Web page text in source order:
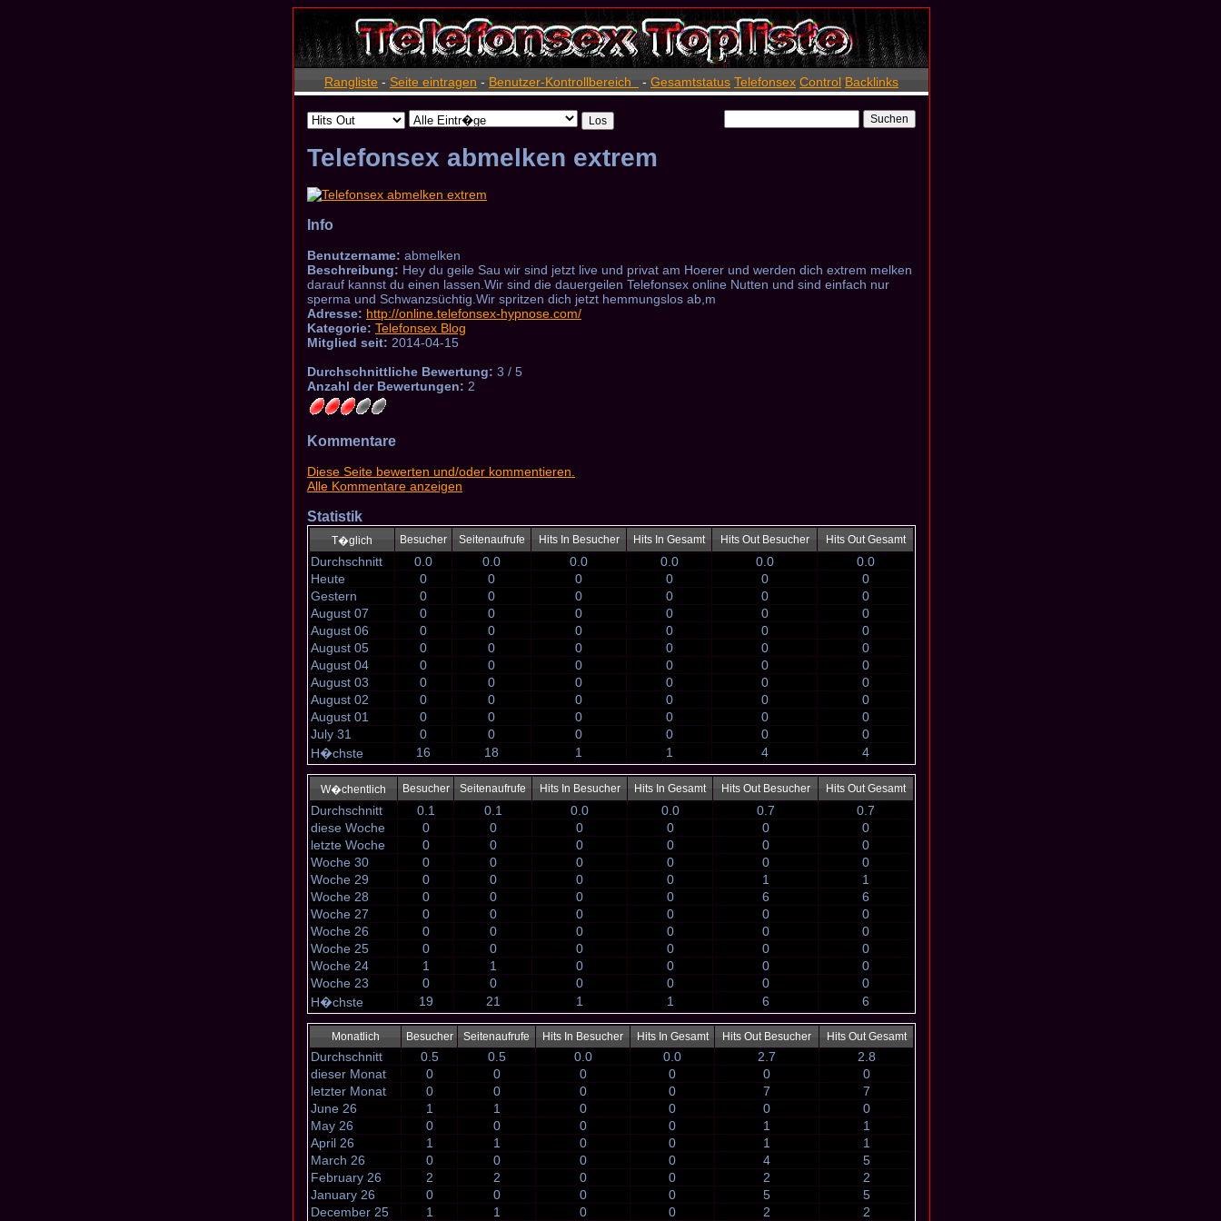
Rangliste - Seite eintragen - Benutzer-Kontrollbereich - Gesamtstatus Telefonsex Control Backlinks
Telefonsex abmelken extrem
Info
Benutzername: abmelken
Beschreibung: Hey du geile Sau wir sind jetzt live und privat am Hoerer und werden dich extrem melken
darauf kannst du einen lassen.Wir sind die dauergeilen Telefonsex online Nutten und sind einfach nur
sperma und Schwanzsüchtig.Wir spritzen dich jetzt hemmungslos ab,m
Adresse: http://online.telefonsex-hypnose.com/
Kategorie: Telefonsex Blog
Mitglied seit: 2014-04-15
Durchschnittliche Bewertung: 3 / 5
Anzahl der Bewertungen: 2
Kommentare
Diese Seite bewerten und/oder kommentieren.
Alle Kommentare anzeigen
Statistik
T�glich Besucher Seitenaufrufe Hits In Besucher Hits In Gesamt Hits Out Besucher Hits Out Gesamt
Durchschnitt 0.0 0.0 0.0 0.0 0.0
0.0
Heute
0 0 0 0 0
0
Gestern
0 0 0 0 0
0
August 07
0 0 0 0 0
0
August 06
0 0 0 0 0
0
August 05
0 0 0 0 0
0
August 04
0 0 0 0 0
0
August 03
0 0 0 0 0
0
August 02
0 0 0 0 0
0
August 01
0 0 0 0 0
0
July 31
0 0 0 0 0
0
H�chste
16 18 1 1 4 4
W�chentlich Besucher Seitenaufrufe Hits In Besucher Hits In Gesamt Hits Out Besucher Hits Out Gesamt
Durchschnitt 0.1 0.1 0.0 0.0 0.7
0.7
diese Woche
0 0 0 0 0
0
letzte Woche
0 0 0 0 0
0
Woche 30
0 0 0 0 0
0
Woche 29
0 0 0 0 1
1
Woche 28
0 0 0 0 6
6
Woche 27
0 0 0 0 0
0
Woche 26
0 0 0 0 0
0
Woche 25
0 0 0 0 0
0
Woche 24
1 1 0 0 0
0
Woche 23
0 0 0 0 0
0
H�chste
19 21 1 1 6 6
Monatlich Besucher Seitenaufrufe Hits In Besucher Hits In Gesamt Hits Out Besucher Hits Out Gesamt
Durchschnitt 0.5 0.5 0.0 0.0 2.7
2.8
dieser Monat
0 0 0 0 0
0
letzter Monat
0 0 0 0 7
7
June 26
1 1 0 0 0
0
May 26
0 0 0 0 1
1
April 26
1 1 0 0 1
1
March 26
0 0 0 0 4
5
February 26
2 2 0 0 2
2
January 26
0 0 0 0 5
5
December 25
1 1 0 0 2 2